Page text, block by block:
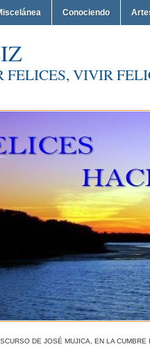
Conociendo
FELICES, VIVIR
DE JOSÉ MUJICA, EN LA